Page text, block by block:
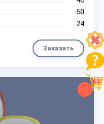
50
24
Заказать